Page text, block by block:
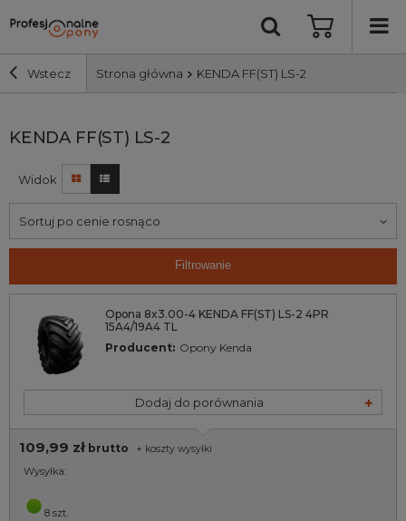
Wstecz Strona główna KENDA FF(ST) LS-2
Szerokość i profil
Średnica
Producent
Nośność
KENDA FF(ST) LS-2
Widok
Sortuj po cenie rosnąco
Filtrowanie
Opona 8x3.00-4 KENDA FF(ST) LS-2 4PR
15A4/19A4 TL
Producent: Opony Kenda
Dodaj do porównania
109,99 zł brutto + koszty wysyłki
Wysyłka:
8 szt.